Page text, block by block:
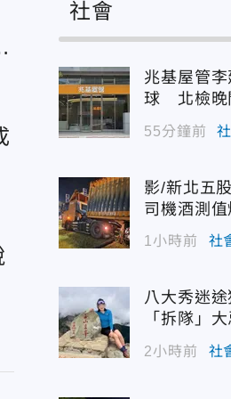
社會
兆基屋管
球 北檢晚
55分鐘前
影/新北五
司機酒測
1小時前 社
八大秀迷
「拆隊」
2小時前 社